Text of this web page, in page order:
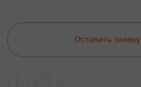
Оставить заявку